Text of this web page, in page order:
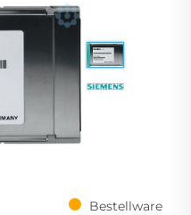
Bestellware